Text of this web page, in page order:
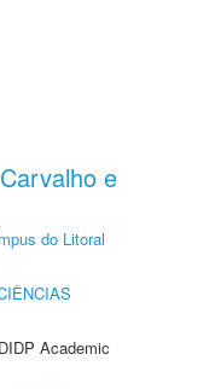
e
do Litoral
Academic